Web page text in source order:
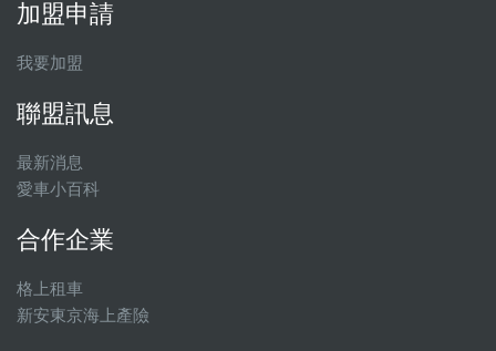
加盟申請
我要加盟
聯盟訊息
最新消息
愛車小百科
合作企業
格上租車
新安東京海上產險